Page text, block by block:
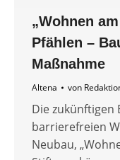
„Wohnen
Pfählen –
Maßnahme
Altena von
Die zukünftigen
barrierefreien
Neubau,